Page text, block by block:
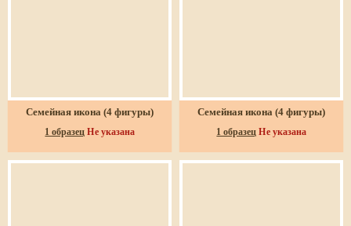
Семейная икона (4 фигуры)
1 образец Не указана
Семейная икона (4 фигуры)
1 образец Не указана